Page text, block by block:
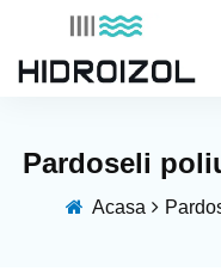
Pardoseli
Acasa